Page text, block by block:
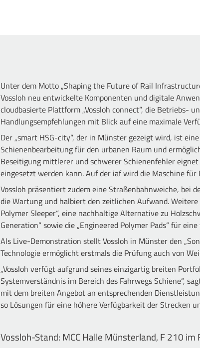
Unter dem Motto „Shaping the Future of Rail
Vossloh neu entwickelte Komponenten und digitale
cloudbasierte Plattform „Vossloh connect“, die Betriebs-
Handlungsempfehlungen mit Blick auf eine maximale
Der „smart HSG-city“, der in Münster gezeigt wird, ist
Schienenbearbeitung für den urbanen Raum und
Beseitigung mittlerer und schwerer Schienenfehler
eingesetzt werden kann. Auf der iaf wird die Maschine
Vossloh präsentiert zudem eine Straßenbahnweiche, bei
die Wartung und halbiert den zeitlichen Aufwand.
Polymer Sleeper“, eine nachhaltige Alternative zu
Generation“ sowie die „Engineered Polymer Pads“ für
Als Live-Demonstration stellt Vossloh in Münster den
Technologie ermöglicht erstmals die Prüfung auch von
„Vossloh verfügt aufgrund seines einzigartig breiten
Systemverständnis im Bereich des Fahrwegs Schiene“,
mit dem breiten Angebot an entsprechenden
so Lösungen für eine höhere Verfügbarkeit der Strecken
Vossloh-Stand: MCC Halle Münsterland, F 210 im